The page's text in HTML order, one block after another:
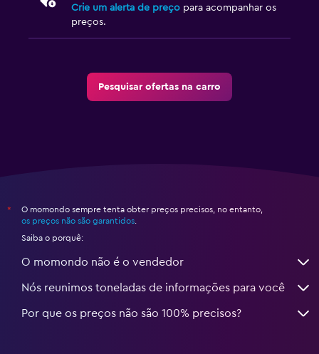
Crie um alerta de preço para acompanhar os
preços.
Pesquisar ofertas na carro
*
O momondo sempre tenta obter preços precisos, no entanto,
os preços não são garantidos
Saiba o porquê:
O momondo não é o vendedor
Nós reunimos toneladas de informações para você
Por que os preços não são 100% precisos?